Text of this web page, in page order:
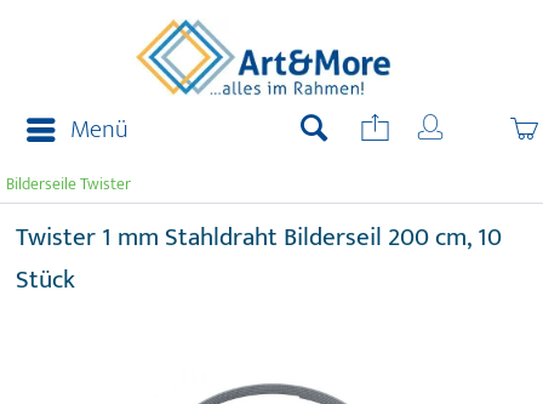
Menü
Bilderseile Twister
Twister 1 mm Stahldraht Bilderseil 200 cm, 10
Stück